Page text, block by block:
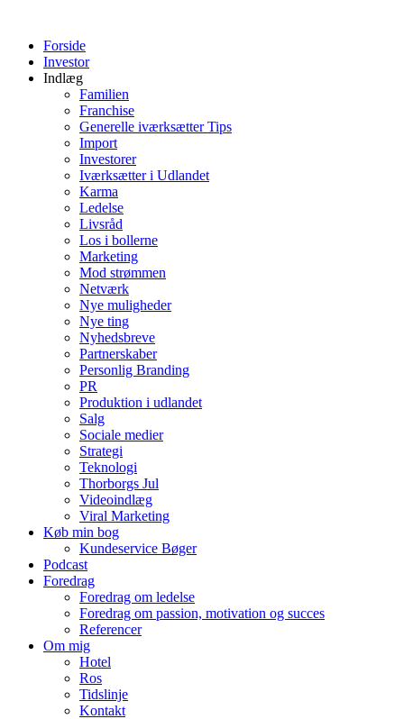
indholdForside
Investor
Indlæg
Familien
Franchise
Generelle iværksætter Tips
Import
Investorer
Iværksætter i Udlandet
Karma
Ledelse
Livsråd
Los i bollerne
Marketing
Mod strømmen
Netværk
Nye muligheder
Nye ting
Nyhedsbreve
Partnerskaber
Personlig Branding
PR
Produktion i udlandet
Salg
Sociale medier
Strategi
Teknologi
Thorborgs Jul
Videoindlæg
Viral Marketing
Køb min bog
Kundeservice Bøger
Podcast
Foredrag
Foredrag om ledelse
Foredrag om passion, motivation og succes
Referencer
Om mig
Hotel
Ros
Tidslinje
Kontakt